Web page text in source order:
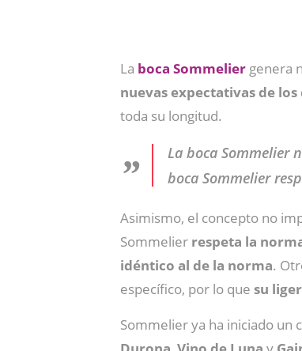
La boca Sommelier genera
nuevas expectativas de
toda su longitud.
La boca Sommelier
boca Sommelier
Asimismo, el concepto no
Sommelier respeta la
idéntico al de la norma.
específico, por lo que su
Sommelier ya ha iniciado un